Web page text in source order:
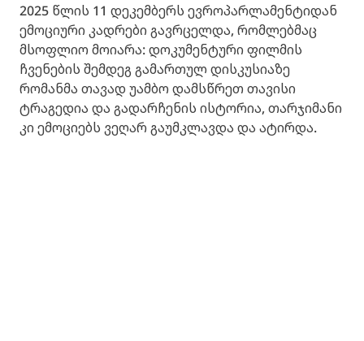
2025 წლის 11 დეკემბერს ევროპარლამენტიდან
ემოციური კადრები გავრცელდა, რომლებმაც
მსოფლიო მოიარა: დოკუმენტური ფილმის
ჩვენების შემდეგ გამართულ დისკუსიაზე
რომანმა თავად უამბო დამსწრეთ თავისი
ტრაგედია და გადარჩენის ისტორია, თარჯიმანი
კი ემოციებს ვეღარ გაუმკლავდა და ატირდა.